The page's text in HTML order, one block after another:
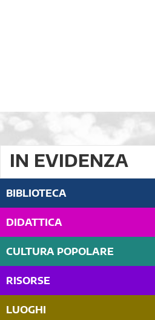
IN EVIDENZA
BIBLIOTECA
DIDATTICA
CULTURA POPOLARE
RISORSE
LUOGHI